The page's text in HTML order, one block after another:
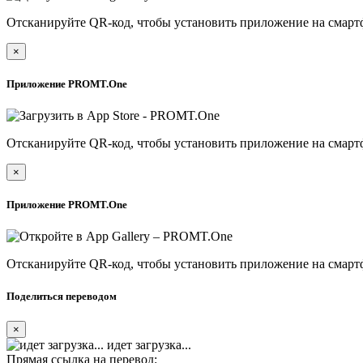
Отсканируйте QR-код, чтобы установить приложение на
×
Приложение PROMT.One
Отсканируйте QR-код, чтобы установить приложение на
×
Приложение PROMT.One
Отсканируйте QR-код, чтобы установить приложение на
Поделиться переводом
×
идет загрузка...
Прямая ссылка на перевод: